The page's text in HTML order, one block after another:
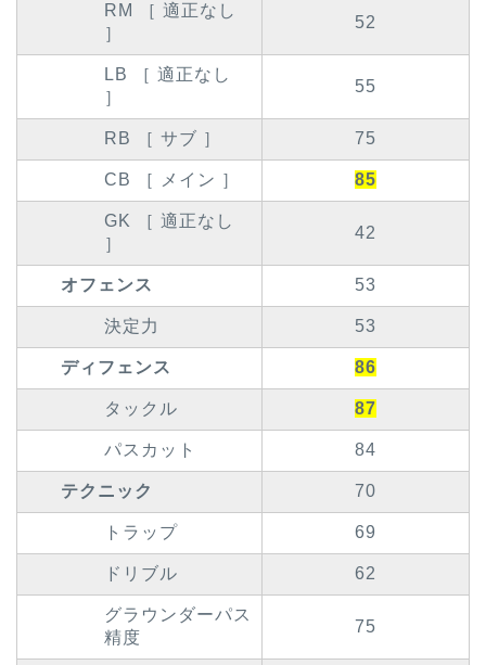
RM ［ 適正なし
］
52
LB ［ 適正なし
］
55
RB ［ サブ ］ 75
CB ［ メイン ］ 85
GK ［ 適正なし
］
42
オフェンス 53
決定力 53
ディフェンス 86
タックル 87
パスカット 84
テクニック 70
トラップ 69
ドリブル 62
グラウンダーパス
精度
75